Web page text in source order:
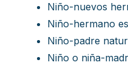
Niño-nuevos
Niño-hermano
Niño-padre
Niño o niña-